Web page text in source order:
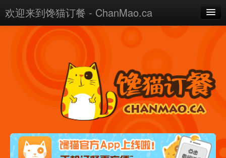
欢迎来到馋猫订餐 - ChanMao.ca
客服及合作电话: 647-515-6699